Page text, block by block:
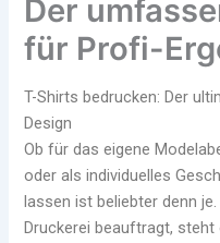
Der
für Profi-
T-Shirts bedrucken: Der
Design
Ob für das eigene
oder als individuelles
lassen ist beliebter denn
Druckerei beauftragt,